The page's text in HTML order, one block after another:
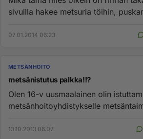
sivuilla hakee metsuria töihin,
07.01.2014 06:23
METSÄNHOITO
metsänistutus palkka!!?
Olen 16-v uusmaalainen olin
metsänhoitoyhdistykselle
13.10.2013 06:07